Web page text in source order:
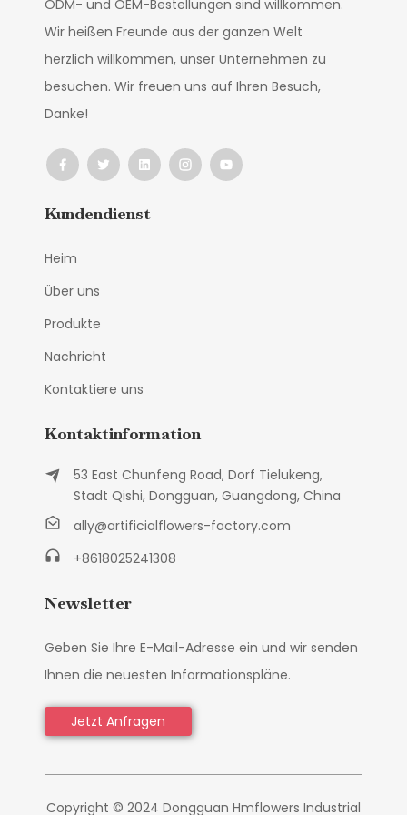
ODM- und OEM-Bestellungen sind willkommen.
Wir heißen Freunde aus der ganzen Welt
herzlich willkommen, unser Unternehmen zu
besuchen. Wir freuen uns auf Ihren Besuch,
Danke!
Kundendienst
Heim
Über uns
Produkte
Nachricht
Kontaktiere uns
Kontaktinformation
53 East Chunfeng Road, Dorf Tielukeng,
Stadt Qishi, Dongguan, Guangdong, China
ally@artificialflowers-factory.com
+8618025241308
Newsletter
Geben Sie Ihre E-Mail-Adresse ein und wir senden
Ihnen die neuesten Informationspläne.
Jetzt Anfragen
Copyright © 2024 Dongguan Hmflowers Industrial